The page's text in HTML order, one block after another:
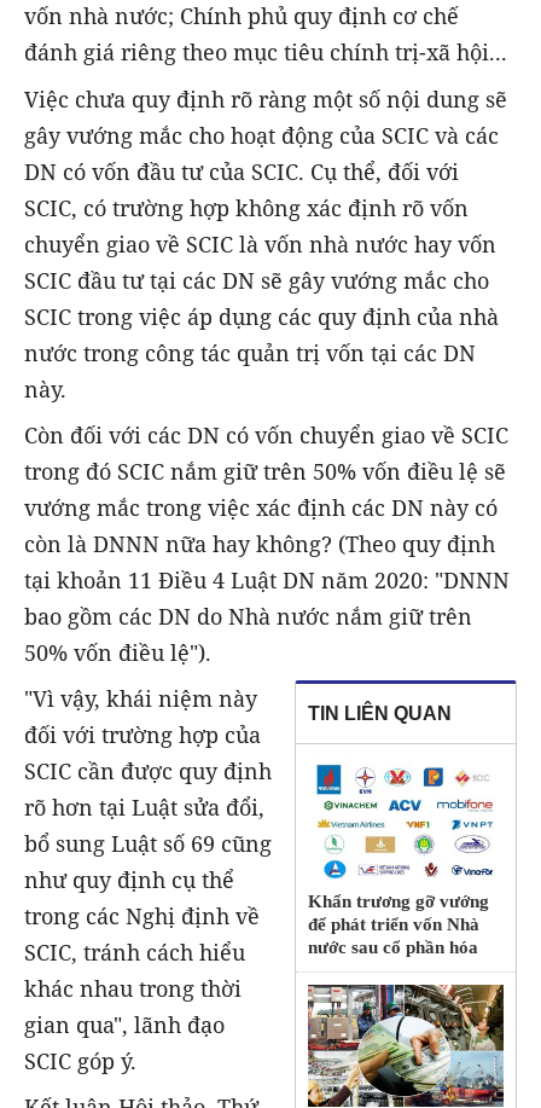
vốn nhà nước; Chính phủ quy định cơ chế
đánh giá riêng theo mục tiêu chính trị-xã hội...
Việc chưa quy định rõ ràng một số nội dung sẽ
gây vướng mắc cho hoạt động của SCIC và các
DN có vốn đầu tư của SCIC. Cụ thể, đối với
SCIC, có trường hợp không xác định rõ vốn
chuyển giao về SCIC là vốn nhà nước hay vốn
SCIC đầu tư tại các DN sẽ gây vướng mắc cho
SCIC trong việc áp dụng các quy định của nhà
nước trong công tác quản trị vốn tại các DN
này.
Còn đối với các DN có vốn chuyển giao về SCIC
trong đó SCIC nắm giữ trên 50% vốn điều lệ sẽ
vướng mắc trong việc xác định các DN này có
còn là DNNN nữa hay không? (Theo quy định
tại khoản 11 Điều 4 Luật DN năm 2020: "DNNN
bao gồm các DN do Nhà nước nắm giữ trên
50% vốn điều lệ").
TIN LIÊN QUAN
Khẩn trương gỡ vướng
để phát triển vốn Nhà
nước sau cổ phần hóa
"Vì vậy, khái niệm này
đối với trường hợp của
SCIC cần được quy định
rõ hơn tại Luật sửa đổi,
bổ sung Luật số 69 cũng
như quy định cụ thể
trong các Nghị định về
SCIC, tránh cách hiểu
khác nhau trong thời
gian qua", lãnh đạo
SCIC góp ý.